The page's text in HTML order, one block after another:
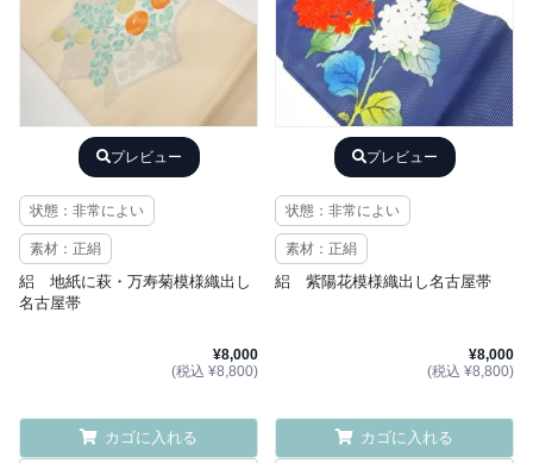
プレビュー
状態：非常によい
素材：正絹
絽 地紙に萩・万寿菊模様織出し
名古屋帯
¥8,000
(税込 ¥8,800)
カゴに入れる
プレビュー
状態：非常によい
素材：正絹
絽 紫陽花模様織出し名古屋帯
¥8,000
(税込 ¥8,800)
カゴに入れる